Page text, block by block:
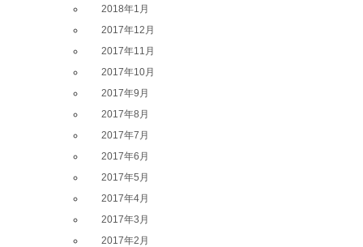
2018年1月
2017年12月
2017年11月
2017年10月
2017年9月
2017年8月
2017年7月
2017年6月
2017年5月
2017年4月
2017年3月
2017年2月